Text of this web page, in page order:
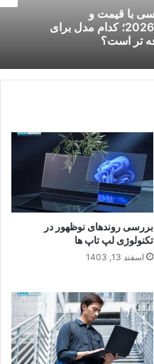
با قیمت و
تر است؟
ارزان در ایران
بررسی روندهای نوظهور در
تکنولوژی لپ تاپ ها
اسفند 13, 1403